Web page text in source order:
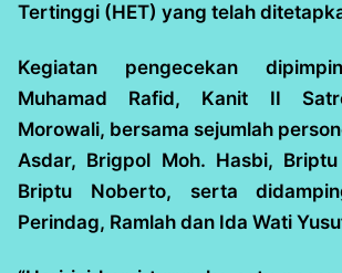
Tertinggi (HET) yang telah
Kegiatan pengecekan
Muhamad Rafid, Kanit II
Morowali, bersama sejumlah
Asdar, Brigpol Moh. Hasbi,
Briptu Noberto, serta
Perindag, Ramlah dan Ida Wati